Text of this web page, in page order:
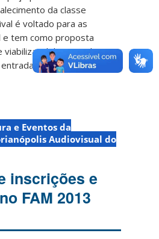
da classe
é voltado para as
e tem como proposta
viabilizar debates sobre a
é gratuita. Confira
e Eventos da
Audiovisual do
inscrições e
FAM 2013